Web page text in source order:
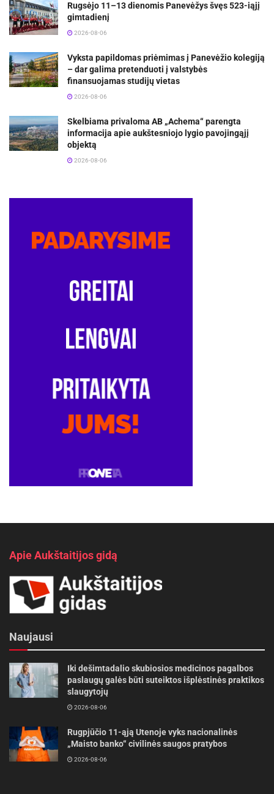
Rugsėjo 11–13 dienomis Panevėžys švęs 523-iąjį
gimtadienį
2026-08-06
Vyksta papildomas priėmimas į Panevėžio kolegiją
– dar galima pretenduoti į valstybės
finansuojamas studijų vietas
2026-08-06
Skelbiama privaloma AB „Achema“ parengta
informacija apie aukštesniojo lygio pavojingąjį
objektą
2026-08-06
Apie Aukštaitijos gidą
Naujausi
Iki dešimtadalio skubiosios medicinos pagalbos
paslaugų galės būti suteiktos išplėstinės praktikos
slaugytojų
2026-08-06
Rugpjūčio 11-ąją Utenoje vyks nacionalinės
„Maisto banko“ civilinės saugos pratybos
2026-08-06